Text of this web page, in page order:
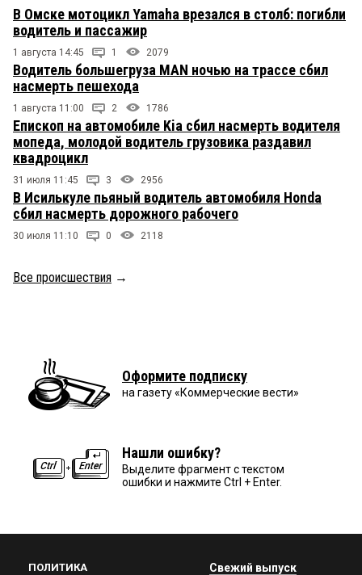
В Омске мотоцикл Yamaha врезался в столб: погибли
водитель и пассажир
1 августа 14:45 1 2079
Водитель большегруза MAN ночью на трассе сбил
насмерть пешехода
1 августа 11:00 2 1786
Епископ на автомобиле Kia сбил насмерть водителя
мопеда, молодой водитель грузовика раздавил
квадроцикл
31 июля 11:45 3 2956
В Исилькуле пьяный водитель автомобиля Honda
сбил насмерть дорожного рабочего
30 июля 11:10 0 2118
Все происшествия →
Оформите подписку
на газету «Коммерческие вести»
Нашли ошибку?
Выделите фрагмент с текстом
ошибки и нажмите Ctrl + Enter.
ПОЛИТИКА Свежий выпуск